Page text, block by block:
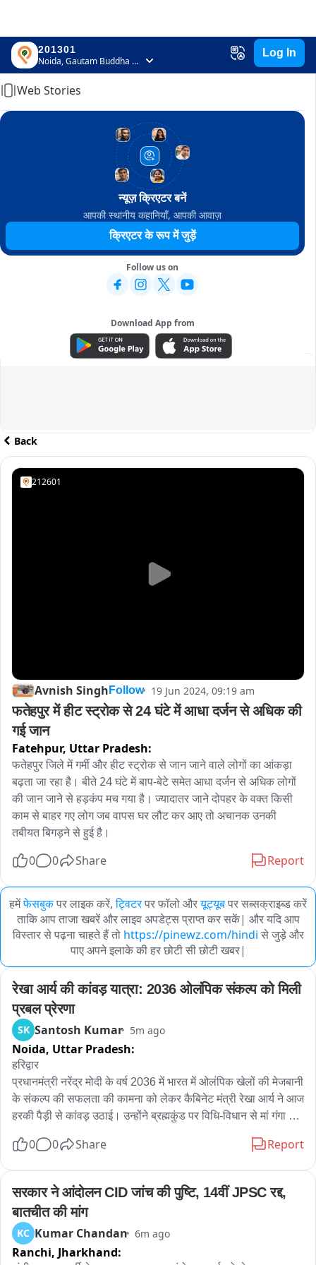
201301
Noida, Gautam Buddha Nagar, Uttar Pradesh
Log In
Home
Web Stories
न्यूज़ क्रिएटर बनें
आपकी स्थानीय कहानियाँ, आपकी आवाज़
क्रिएटर के रूप में जुड़ें
Follow us on
Download App from
ADVERTISEMENT
Back
212601
Avnish Singh Follow 19 Jun 2024, 09:19 am
फतेहपुर में हीट स्ट्रोक से 24 घंटे में आधा दर्जन से अधिक की
गई जान
Fatehpur, Uttar Pradesh:
फतेहपुर जिले में गर्मी और हीट स्ट्रोक से जान जाने वाले लोगों का आंकड़ा
बढ़ता जा रहा है। बीते 24 घंटे में बाप-बेटे समेत आधा दर्जन से अधिक लोगों
की जान जाने से हड़कंप मच गया है। ज्यादातर जाने दोपहर के वक्त किसी
काम से बाहर गए लोग जब वापस घर लौट कर आए तो अचानक उनकी
तबीयत बिगड़ने से हुई है।
0
0 Share Report
हमेंफेसबुकपर लाइक करें, ट्विटरपर फॉलो औरयूट्यूबपर सब्सक्राइब्ड करें
ताकि आप ताजा खबरें और लाइव अपडेट्स प्राप्त कर सकें| और यदि आप
विस्तार से पढ़ना चाहते हैं तो https://pinewz.com/hindi से जुड़े और
पाए अपने इलाके की हर छोटी सी छोटी खबर|
रेखा आर्य की कांवड़ यात्रा: 2036 ओलंपिक संकल्प को मिली
प्रबल प्रेरणा
SK Santosh Kumar 5m ago
Noida, Uttar Pradesh:
हरिद्वार
प्रधानमंत्री नरेंद्र मोदी के वर्ष 2036 में भारत में ओलंपिक खेलों की मेजबानी
के संकल्प की सफलता की कामना को लेकर कैबिनेट मंत्री रेखा आर्य ने आज
हरकी पैड़ी से कांवड़ उठाई। उन्होंने ब्रह्मकुंड पर विधि-विधान से मां गंगा का
के लिए रवाना हुईं।
रविंद्रपुरी, महामंत्री श्रीमहंत हरिगिरि समेत कई संत-महात्मा मौजूद रहे।
रेखा आर्य ने कहा कि वह मां गंगा का आशीर्वाद लेने आई हैं।भारत में 2036
ओलंपिक कराने के प्रधानमंत्री के संकल्प की सिद्धि और सफलता की
कामना के साथ उन्होंने कांवड़ उठाई है।श्रीमहंत रविंद्रपुरी ने इसे सराहनीय
पहल बताते हुए कहा कि कांवड़ संकल्प, श्रद्धा और सेवा का प्रतीक है। संतों
0 0 Share Report
सरकार ने आंदोलन CID जांच की पुष्टि, 14वीं JPSC रद्द,
बातचीत की मांग
KC Kumar Chandan 6m ago
Ranchi, Jharkhand: